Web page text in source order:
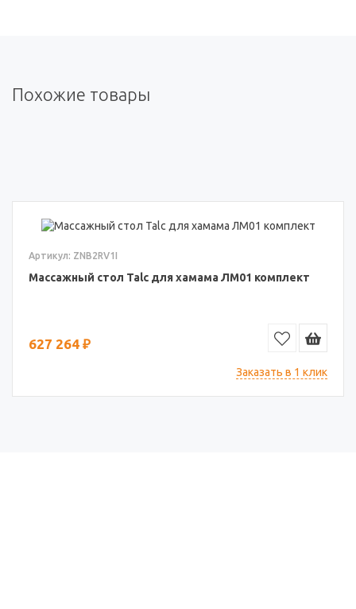
Похожие товары
Артикул: ZNB2RV1I
Массажный стол Talc для хамама ЛМ01 комплект
627 264 ₽
Заказать в 1 клик